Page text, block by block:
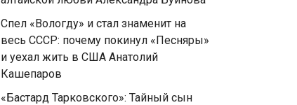
Спел «Вологду» и стал знаменит на
весь СССР: почему покинул «Песняры»
и уехал жить в США Анатолий
Кашепаров
«Бастард Тарковского»: Тайный сын